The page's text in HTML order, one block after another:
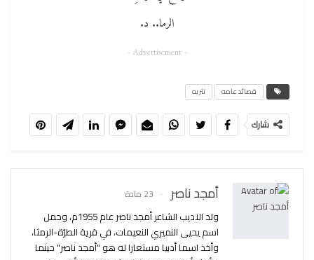
الرما.. د.
- Advertisement -
قصائد عامه نثريه
شارك
أمجد ناصر 23 مادة
ولد الاديب الشاعر أمجد ناصر عام 1955م، وحمل
اسم يحيى النميري النعيمات، في قرية الطرّة-الرمثا،
وأخذ اسما أدبيا مستعارا له هو "أمجد ناصر" حينما